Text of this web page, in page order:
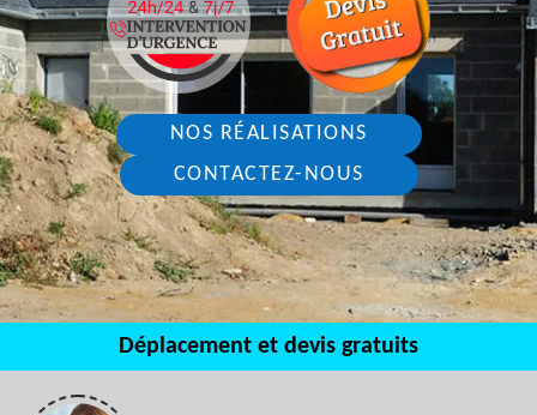
NOS RÉALISATIONS
CONTACTEZ-NOUS
Déplacement et devis gratuits